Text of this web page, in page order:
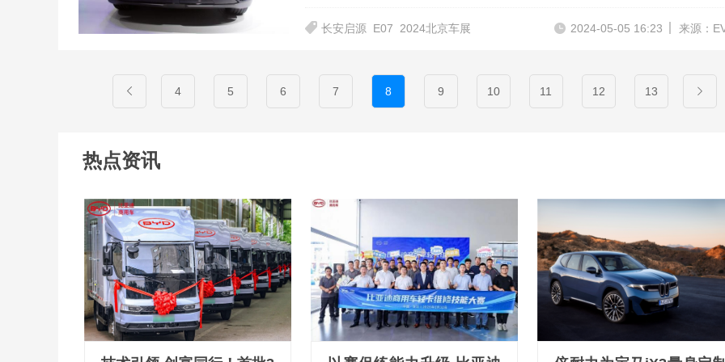
长安启源 E07 2024北京车展 来源：
2024-05-05 16:23
4 5 6 7 8 9 10 11 12 13
热点资讯